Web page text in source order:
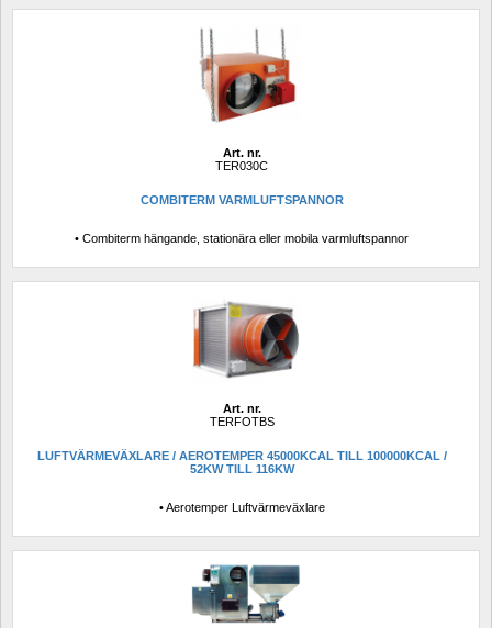
Art. nr.
TER030C
COMBITERM VARMLUFTSPANNOR
• Combiterm hängande, stationära eller mobila varmluftspannor
Art. nr.
TERFOTBS
LUFTVÄRMEVÄXLARE / AEROTEMPER 45000KCAL TILL 100000KCAL /
52KW TILL 116KW
• Aerotemper Luftvärmeväxlare